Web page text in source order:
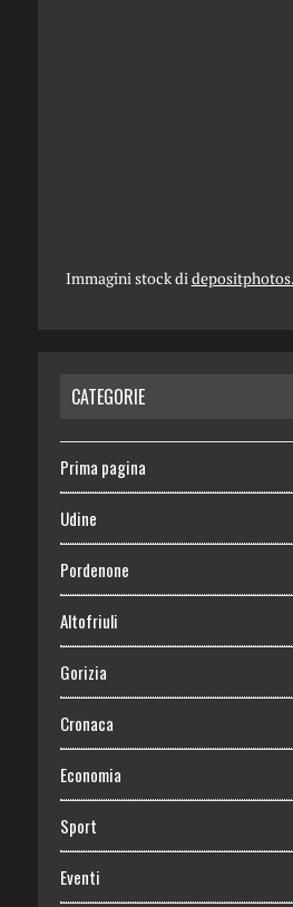
Immagini stock di
CATEGORIE
Prima pagina
Udine
Pordenone
Altofriuli
Gorizia
Cronaca
Economia
Sport
Eventi